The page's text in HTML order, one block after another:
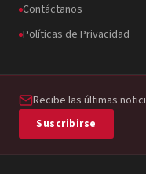
Contáctanos
Políticas de Privacidad
Recibe las últimas
Suscribirse